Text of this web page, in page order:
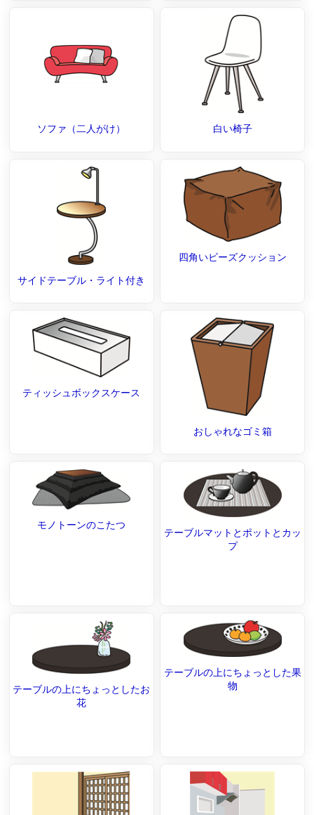
ソファ（二人がけ） 白い椅子
サイドテーブル・ライト付き
四角いビーズクッション
ティッシュボックスケース
おしゃれなゴミ箱
モノトーンのこたつ
テーブルマットとポットとカッ
プ
テーブルの上にちょっとしたお
花
テーブルの上にちょっとした果
物